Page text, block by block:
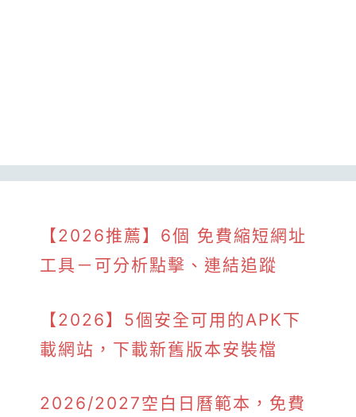
【2026推薦】6個 免費縮短網址
工具－可分析點擊、連結追蹤
【2026】5個安全可用的APK下
載網站，下載新舊版本安裝檔
2026/2027空白日曆範本，免費